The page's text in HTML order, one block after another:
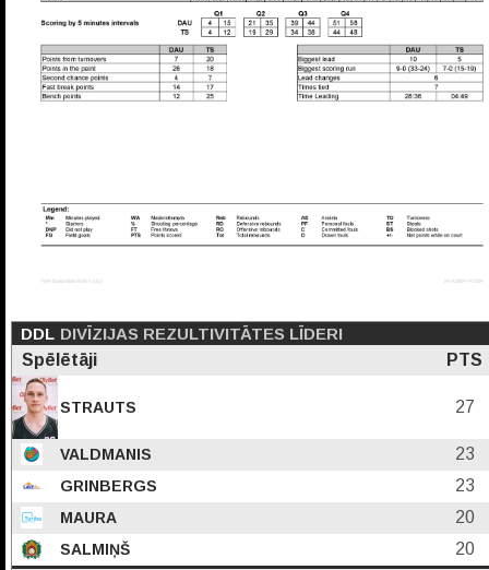
DDL DIVĪZIJAS REZULTIVITĀTES LĪDERI
Spēlētāji
PTS
STRAUTS 27
VALDMANIS 23
GRINBERGS 23
MAURA 20
SALMIŅŠ
20